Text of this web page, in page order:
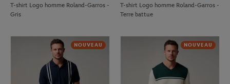
T-shirt Logo homme Roland-Garros -
Gris
T-shirt Logo homme Roland-Garros -
Terre battue
NOUVEAU NOUVEAU